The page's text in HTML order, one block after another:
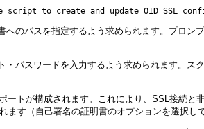
へのパスを指定するよう求められます。プロン
・パスワードを入力するよう求められます。
トが構成されます。これにより、SSL接続
す（自己署名の証明書のオプションを選択